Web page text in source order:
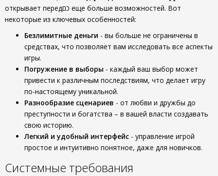
открывает передכם еще больше возможностей. Вот
некоторые из ключевых особенностей:
Безлимитные деньги - вы больше не ограничены в
средствах, что позволяет вам исследовать все аспекты
игры.
Погружение в выборы - каждый ваш выбор может
привести к различным последствиям, что делает игру
по-настоящему уникальной.
Разнообразие сценариев - от любви и дружбы до
преступности и богатства – в вашей власти создавать
свою историю.
Легкий и удобный интерфейс - управление игрой
простое и интуитивно понятное, даже для новичков.
Системные требования